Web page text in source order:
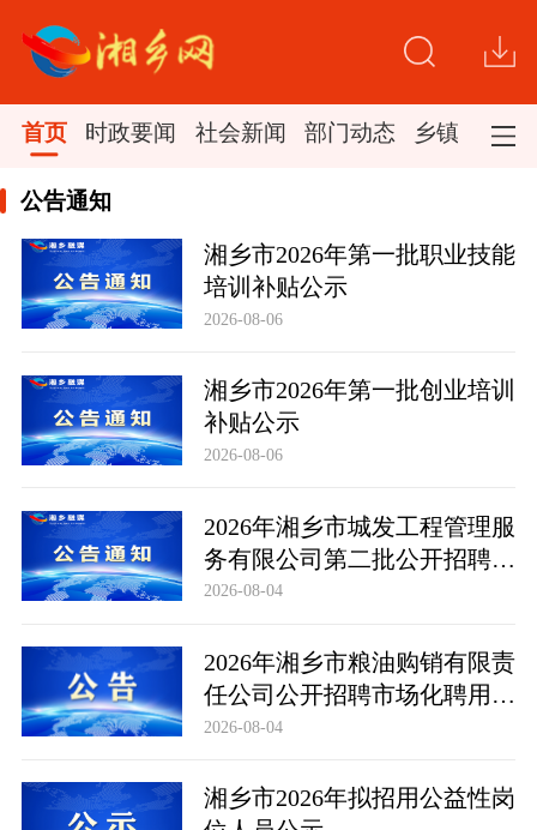
首页 时政要闻 社会新闻 部门动态 乡镇新闻
公告通知
湘乡市2026年第一批职业技能
培训补贴公示
2026-08-06
湘乡市2026年第一批创业培训
补贴公示
2026-08-06
2026年湘乡市城发工程管理服
务有限公司第二批公开招聘市
场化聘用工作人员笔试成绩公
2026-08-04
2026年湘乡市粮油购销有限责
任公司公开招聘市场化聘用工
作人员笔试成绩公布及成绩复
2026-08-04
湘乡市2026年拟招用公益性岗